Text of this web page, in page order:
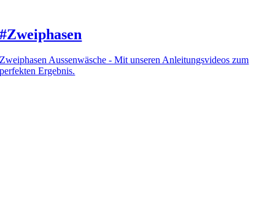
#Zweiphasen
Zweiphasen Aussenwäsche - Mit unseren Anleitungsvideos zum
perfekten Ergebnis.